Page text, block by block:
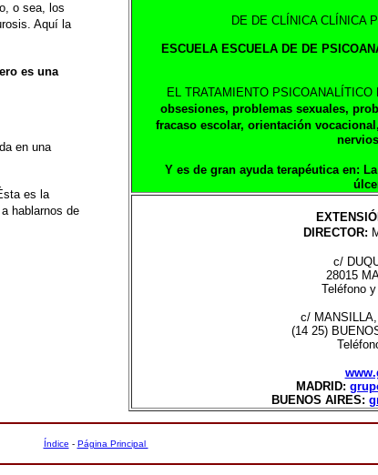
o sea, los
Aquí la
es una
en una
es la
hablarnos de
DE DE CLÍNICA CLÍNICA
ESCUELA ESCUELA DE DE
EL TRATAMIENTO
obsesiones, problemas sexuales,
fracaso escolar, orientación
Y es de gran ayuda terapéutica en:
DIRECTOR:
c/
28015
Teléfono
c/
(14 25)
MADRID:
BUENOS AIRES:
Índice - Página Principal